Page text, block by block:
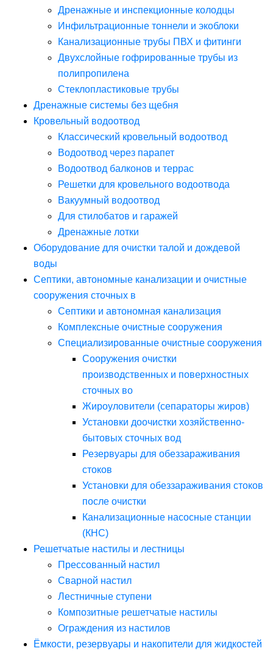
Дренажные и инспекционные колодцы
Инфильтрационные тоннели и экоблоки
Канализационные трубы ПВХ и фитинги
Двухслойные гофрированные трубы из
полипропилена
Стеклопластиковые трубы
Дренажные системы без щебня
Кровельный водоотвод
Классический кровельный водоотвод
Водоотвод через парапет
Водоотвод балконов и террас
Решетки для кровельного водоотвода
Вакуумный водоотвод
Для стилобатов и гаражей
Дренажные лотки
Оборудование для очистки талой и дождевой
воды
Септики, автономные канализации и очистные
сооружения сточных в
Септики и автономная канализация
Комплексные очистные сооружения
Специализированные очистные сооружения
Сооружения очистки
производственных и поверхностных
сточных во
Жироуловители (сепараторы жиров)
Установки доочистки хозяйственно-
бытовых сточных вод
Резервуары для обеззараживания
стоков
Установки для обеззараживания стоков
после очистки
Канализационные насосные станции
(КНС)
Решетчатые настилы и лестницы
Прессованный настил
Сварной настил
Лестничные ступени
Композитные решетчатые настилы
Ограждения из настилов
Ёмкости, резервуары и накопители для жидкостей